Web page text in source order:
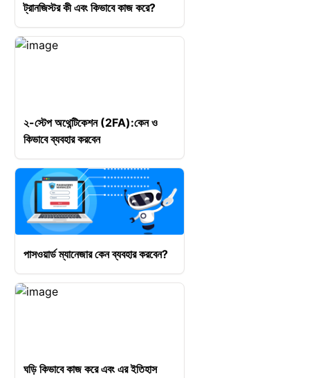
ট্রানজিস্টর কী এবং কিভাবে কাজ করে?
২-স্টেপ অথেন্টিকেশন (2FA):কেন ও
কিভাবে ব্যবহার করবেন
পাসওয়ার্ড ম্যানেজার কেন ব্যবহার করবেন?
ঘড়ি কিভাবে কাজ করে এবং এর ইতিহাস